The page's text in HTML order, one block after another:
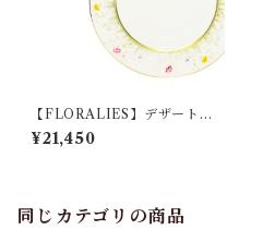
【FLORALIES】デザートプ
レート（rh-0460）
¥21,450
同じカテゴリの商品